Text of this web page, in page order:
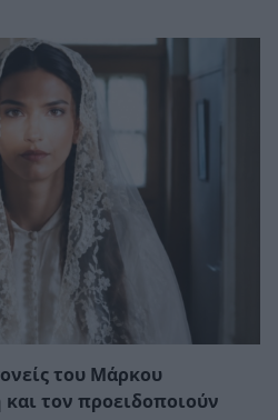
του Μάρκου
τον προειδοποιούν